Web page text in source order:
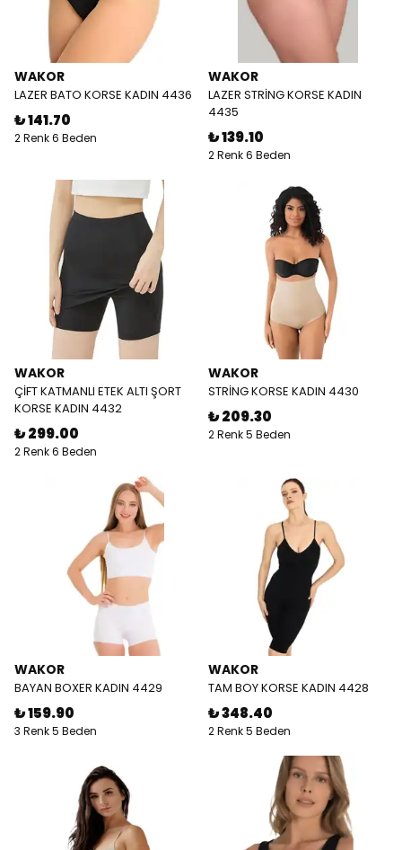
WAKOR
LAZER BATO KORSE KADIN 4436
₺ 141.70
2 Renk 6 Beden
WAKOR
LAZER STRİNG KORSE KADIN
4435
₺ 139.10
2 Renk 6 Beden
WAKOR
ÇİFT KATMANLI ETEK ALTI ŞORT
KORSE KADIN 4432
₺ 299.00
2 Renk 6 Beden
WAKOR
STRİNG KORSE KADIN 4430
₺ 209.30
2 Renk 5 Beden
WAKOR
BAYAN BOXER KADIN 4429
₺ 159.90
3 Renk 5 Beden
WAKOR
TAM BOY KORSE KADIN 4428
₺ 348.40
2 Renk 5 Beden